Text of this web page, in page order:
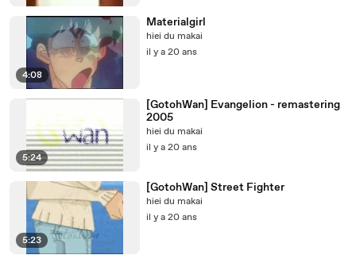
4:08
Materialgirl
hiei du makai
il y a 20 ans
5:24
[GotohWan] Evangelion - remastering
2005
hiei du makai
il y a 20 ans
5:23
[GotohWan] Street Fighter
hiei du makai
il y a 20 ans